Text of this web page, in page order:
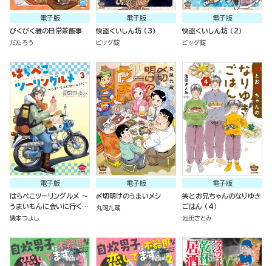
電子版
びくびく雅の日常茶飯事
だたろう
電子版
快盗くいしん坊 （3）
ビッグ錠
電子版
快盗くいしん坊 （2）
ビッグ錠
電子版
はらぺこツーリングルメ ～
うまいもんに会いに行く～
（3）
磯本つよし
電子版
〆切明けのうまいメシ
丸岡九蔵
電子版
笑とお兄ちゃんのなりゆき
ごはん （4）
池田さとみ